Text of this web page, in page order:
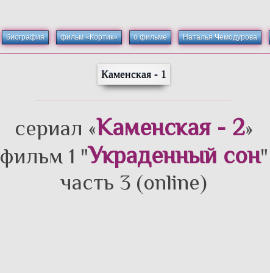
биография фильм «Кортик» о фильме Наталья Чемодурова
Каменская - 1
сериал «Каменская - 2»
фильм 1 "Украденный сон"
часть 3 (online)